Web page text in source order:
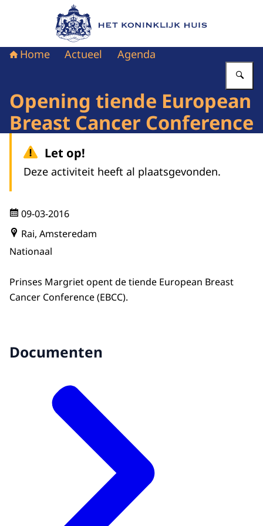
Naar de homepage van Het Koninklijk Huis
Home Actueel Agenda
Opening tiende European
Breast Cancer Conference
Let op!
Deze activiteit heeft al plaatsgevonden.
09-03-2016
Rai, Amsteredam
Nationaal
Prinses Margriet opent de tiende European Breast
Cancer Conference (EBCC).
Documenten